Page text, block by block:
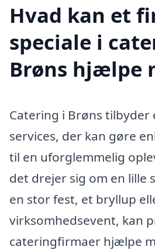
Hvad kan et
speciale i
Brøns hjælpe
Catering i Brøns tilbyder
services, der kan gøre
til en uforglemmelig
det drejer sig om en lille
en stor fest, et bryllup
virksomhedsevent, kan
cateringfirmaer hjælpe